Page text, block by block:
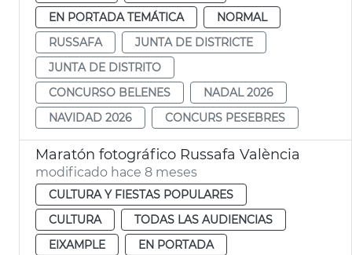
EN PORTADA TEMÁTICA
NORMAL
RUSSAFA
JUNTA DE DISTRICTE
JUNTA DE DISTRITO
CONCURSO BELENES
NADAL 2026
NAVIDAD 2026
CONCURS PESEBRES
Maratón fotográfico Russafa València
modificado hace 8 meses
CULTURA Y FIESTAS POPULARES
CULTURA
TODAS LAS AUDIENCIAS
EIXAMPLE
EN PORTADA